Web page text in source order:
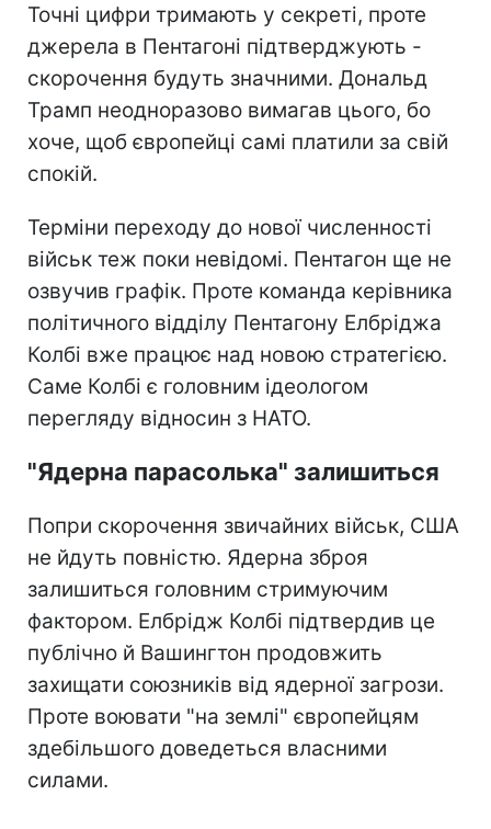
Точні цифри тримають у секреті, проте
джерела в Пентагоні підтверджують -
скорочення будуть значними. Дональд
Трамп неодноразово вимагав цього, бо
хоче, щоб європейці самі платили за свій
спокій.
Терміни переходу до нової численності
військ теж поки невідомі. Пентагон ще не
озвучив графік. Проте команда керівника
політичного відділу Пентагону Елбріджа
Колбі вже працює над новою стратегією.
Саме Колбі є головним ідеологом
перегляду відносин з НАТО.
"Ядерна парасолька" залишиться
Попри скорочення звичайних військ, США
не йдуть повністю. Ядерна зброя
залишиться головним стримуючим
фактором. Елбрідж Колбі підтвердив це
публічно й Вашингтон продовжить
захищати союзників від ядерної загрози.
Проте воювати "на землі" європейцям
здебільшого доведеться власними
силами.